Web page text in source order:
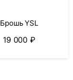
Брошь YSL
19 000₽